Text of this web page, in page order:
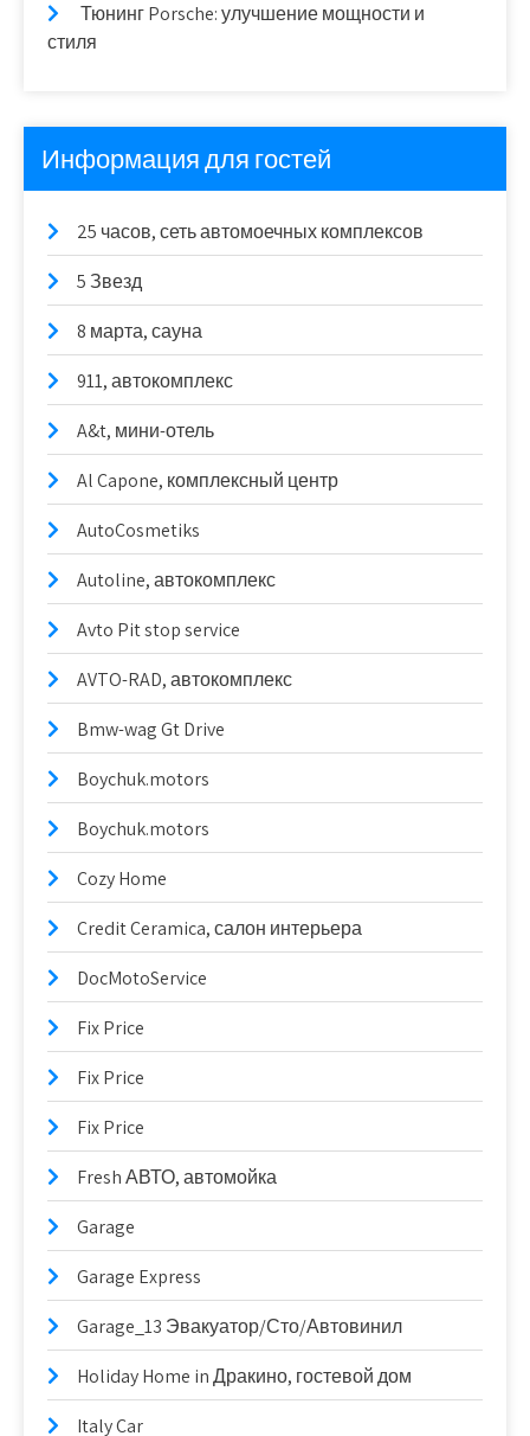
Тюнинг Porsche: улучшение мощности и
стиля
Информация для гостей
25 часов, сеть автомоечных комплексов
5 Звезд
8 марта, сауна
911, автокомплекс
A&t, мини-отель
Al Capone, комплексный центр
AutoCosmetiks
Autoline, автокомплекс
Avto Pit stop service
AVTO-RAD, автокомплекс
Bmw-wag Gt Drive
Boychuk.motors
Boychuk.motors
Cozy Home
Credit Ceramica, салон интерьера
DocMotoService
Fix Price
Fix Price
Fix Price
Fresh АВТО, автомойка
Garage
Garage Express
Garage_13 Эвакуатор/Сто/Автовинил
Holiday Home in Дракино, гостевой дом
Italy Car